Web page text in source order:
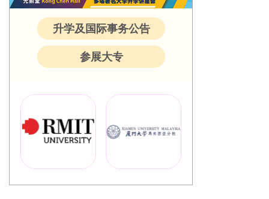
升学及国际事务公告
参展大专